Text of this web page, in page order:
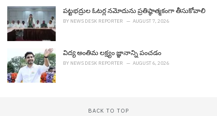
పట్టభద్రుల ఓటర్ల నమోదును ప్రతిష్ఠాత్మకంగా తీసుకోవాలి
BY NEWS DESK REPORTER AUGUST 7, 2026
విద్య అంతిమ లక్ష్యం జ్ఞానాన్ని పంచడం
BY NEWS DESK REPORTER AUGUST 6, 2026
BACK TO TOP